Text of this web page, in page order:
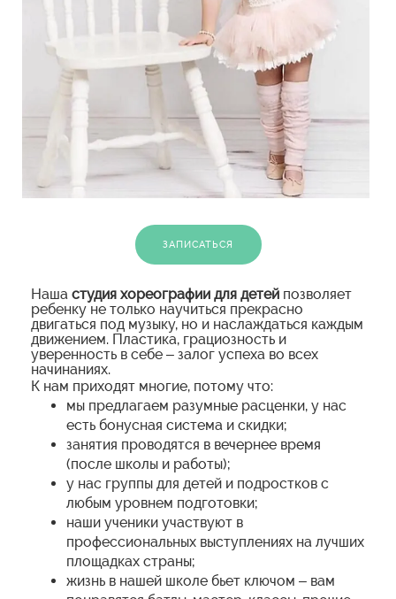
ЗАПИСАТЬСЯ
Наша студия хореографии для детей позволяет
ребенку не только научиться прекрасно
двигаться под музыку, но и наслаждаться каждым
движением. Пластика, грациозность и
уверенность в себе – залог успеха во всех
начинаниях.
К нам приходят многие, потому что:
мы предлагаем разумные расценки, у нас
есть бонусная система и скидки;
занятия проводятся в вечернее время
(после школы и работы);
у нас группы для детей и подростков с
любым уровнем подготовки;
наши ученики участвуют в
профессиональных выступлениях на лучших
площадках страны;
жизнь в нашей школе бьет ключом – вам